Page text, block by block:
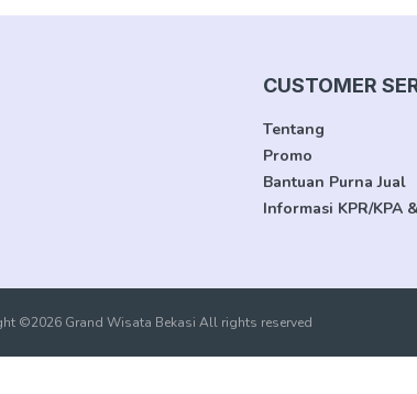
CUSTOMER
Tentang
Promo
Bantuan Purna Jual
Informasi KPR/KPA
©2026 Grand Wisata Bekasi All rights reserved